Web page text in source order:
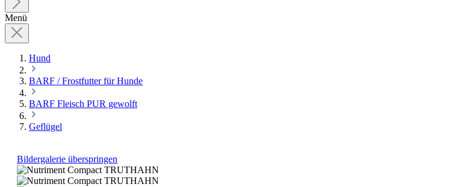
Menü
Hund
BARF / Frostfutter für Hunde
BARF Fleisch PUR gewolft
Geflügel
Bildergalerie überspringen